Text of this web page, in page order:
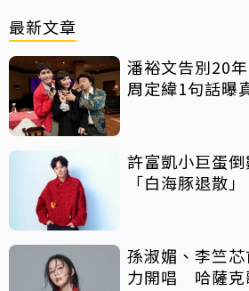
最新文章
潘裕文告別20
周定緯1句話曝
許富凱小巨蛋
「白海豚退散」
孫淑媚、李竺
力開唱 哈薩克